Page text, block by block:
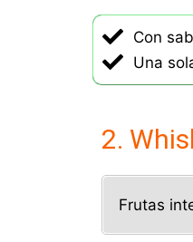
Con
Una
2.
Frutas